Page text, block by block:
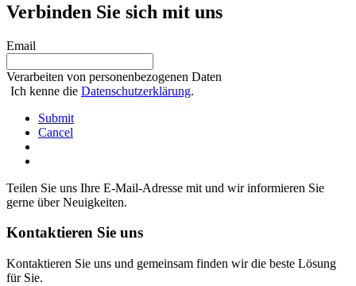
Verbinden Sie sich mit uns
Email
Verarbeiten von personenbezogenen Daten
Ich kenne die Datenschutzerklärung.
Submit
Cancel
Teilen Sie uns Ihre E-Mail-Adresse mit und wir informieren Sie
gerne über Neuigkeiten.
Kontaktieren Sie uns
Kontaktieren Sie uns und gemeinsam finden wir die beste Lösung
für Sie.